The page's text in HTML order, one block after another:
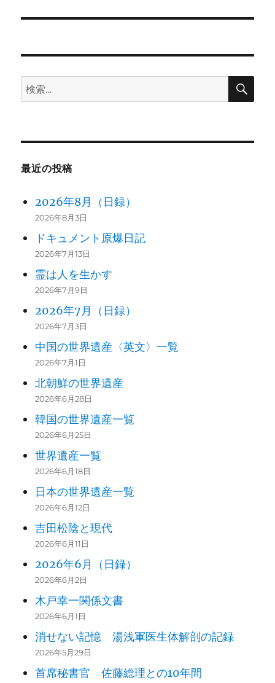
ー
ン
投
検
索:
検
最近の投稿
2026年8月（日録）
2026年8月3日
ドキュメント原爆日記
2026年7月13日
霊は人を生かす
2026年7月9日
2026年7月（日録）
2026年7月3日
中国の世界遺産〈英文〉一覧
2026年7月1日
北朝鮮の世界遺産
2026年6月28日
韓国の世界遺産一覧
2026年6月25日
世界遺産一覧
2026年6月18日
日本の世界遺産一覧
2026年6月12日
吉田松陰と現代
2026年6月11日
2026年6月（日録）
2026年6月2日
木戸幸一関係文書
2026年6月1日
消せない記憶 湯浅軍医生体解剖の記録
2026年5月29日
首席秘書官 佐藤総理との10年間